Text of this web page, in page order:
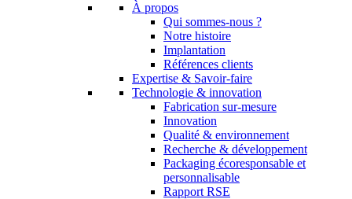
À propos
Qui sommes-nous ?
Notre histoire
Implantation
Références clients
Expertise & Savoir-faire
Technologie & innovation
Fabrication sur-mesure
Innovation
Qualité & environnement
Recherche & développement
Packaging écoresponsable et
personnalisable
Rapport RSE